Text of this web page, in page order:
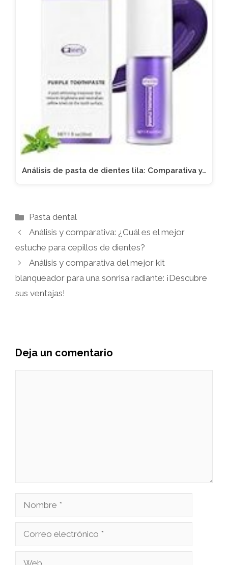
Análisis de pasta de dientes lila: Comparativa y…
Categorías
Pasta dental
Análisis y comparativa: ¿Cuál es el mejor
estuche para cepillos de dientes?
Análisis y comparativa del mejor kit
blanqueador para una sonrisa radiante: ¡Descubre
sus ventajas!
Deja un comentario
Nombre
Correo
Web